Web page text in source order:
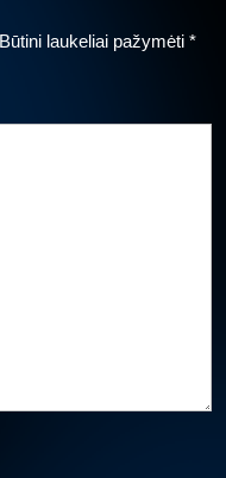
Būtini laukeliai pažymėti *